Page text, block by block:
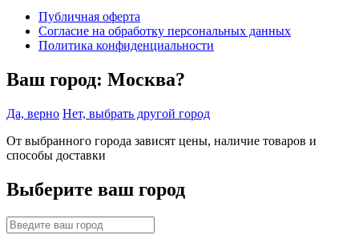
Публичная оферта
Согласие на обработку персональных данных
Политика конфиденциальности
Ваш город: Москва?
Да, верно Нет, выбрать другой город
От выбранного города зависят цены, наличие товаров и
способы доставки
Выберите ваш город